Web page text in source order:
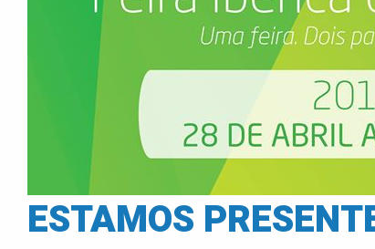
ESTAMOS